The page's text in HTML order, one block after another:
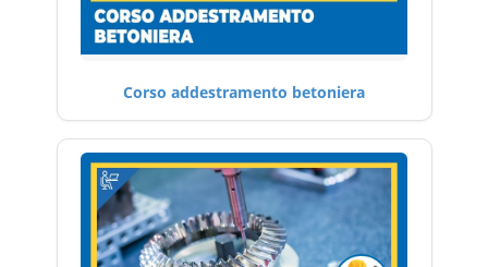
Corso addestramento betoniera